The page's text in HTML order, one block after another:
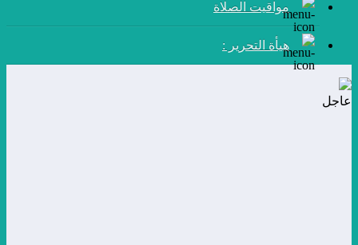
مواقيت الصلاة
هيأة التحرير :
عاجل